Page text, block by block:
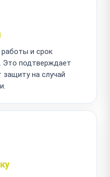
и срок
Это подтверждает
на случай